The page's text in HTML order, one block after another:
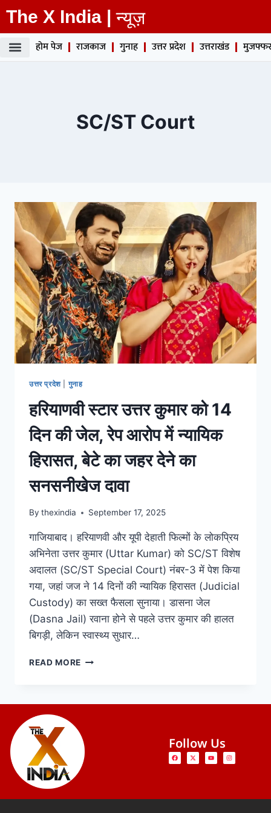
The X India | न्यूज़
होम पेज राजकाज गुनाह उत्तर प्रदेश उत्तराखंड
SC/ST Court
उत्तर प्रदेश| गुनाह
हरियाणवी स्टार उत्तर कुमार को 14
दिन की जेल, रेप आरोप में न्यायिक
हिरासत, बेटे का जहर देने का
सनसनीखेज दावा
By thexindia September 17, 2025
गाजियाबाद। हरियाणवी और यूपी देहाती फिल्मों के लोकप्रिय
अभिनेता उत्तर कुमार (Uttar Kumar) को SC/ST विशेष
अदालत (SC/ST Special Court) नंबर-3 में पेश किया
गया, जहां जज ने 14 दिनों की न्यायिक हिरासत (Judicial
Custody) का सख्त फैसला सुनाया। डासना जेल
(Dasna Jail) रवाना होने से पहले उत्तर कुमार की हालत
बिगड़ी, लेकिन स्वास्थ्य सुधार…
READ MORE
Follow Us